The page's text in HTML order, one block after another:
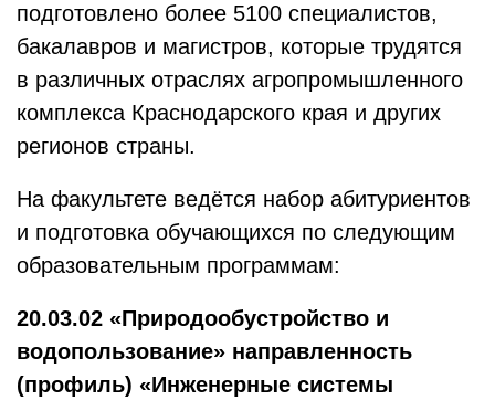
подготовлено более 5100 специалистов,
бакалавров и магистров, которые трудятся
в различных отраслях агропромышленного
комплекса Краснодарского края и других
регионов страны.
На факультете ведётся набор абитуриентов
и подготовка обучающихся по следующим
образовательным программам:
20.03.02 «Природообустройство и
водопользование» направленность
(профиль) «Инженерные системы